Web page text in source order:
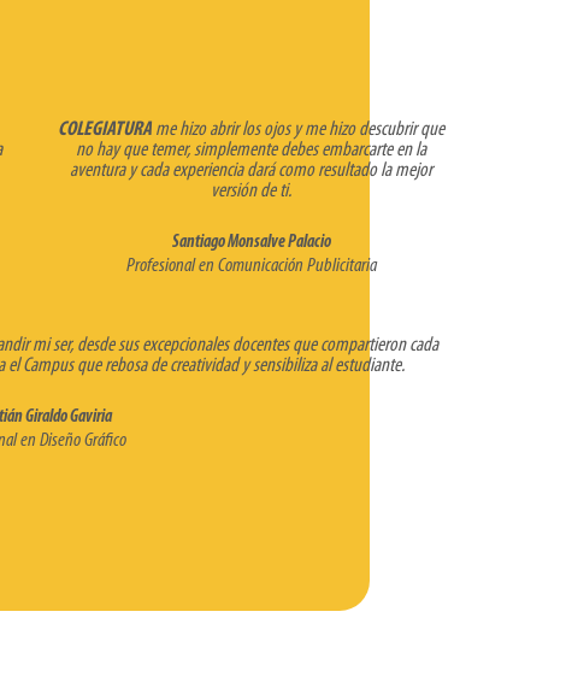
COLEGIATURA me hizo abrir los ojos y me hizo descubrir que
no hay que temer, simplemente debes embarcarte en la
aventura y cada experiencia dará como resultado la mejor
versión de ti.
Santiago Monsalve Palacio
Profesional en Comunicación Publicitaria
mi ser, desde sus excepcionales docentes que compartieron cada
Campus que rebosa de creatividad y sensibiliza al estudiante.
Giraldo Gaviria
en Diseño Gráfico